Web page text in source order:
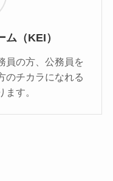
（KEI）
員の方、公務員を
のチカラになれる
ます。